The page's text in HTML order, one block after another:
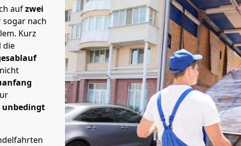
aufzwei
sogar nach
Kurz
die
unbedingt